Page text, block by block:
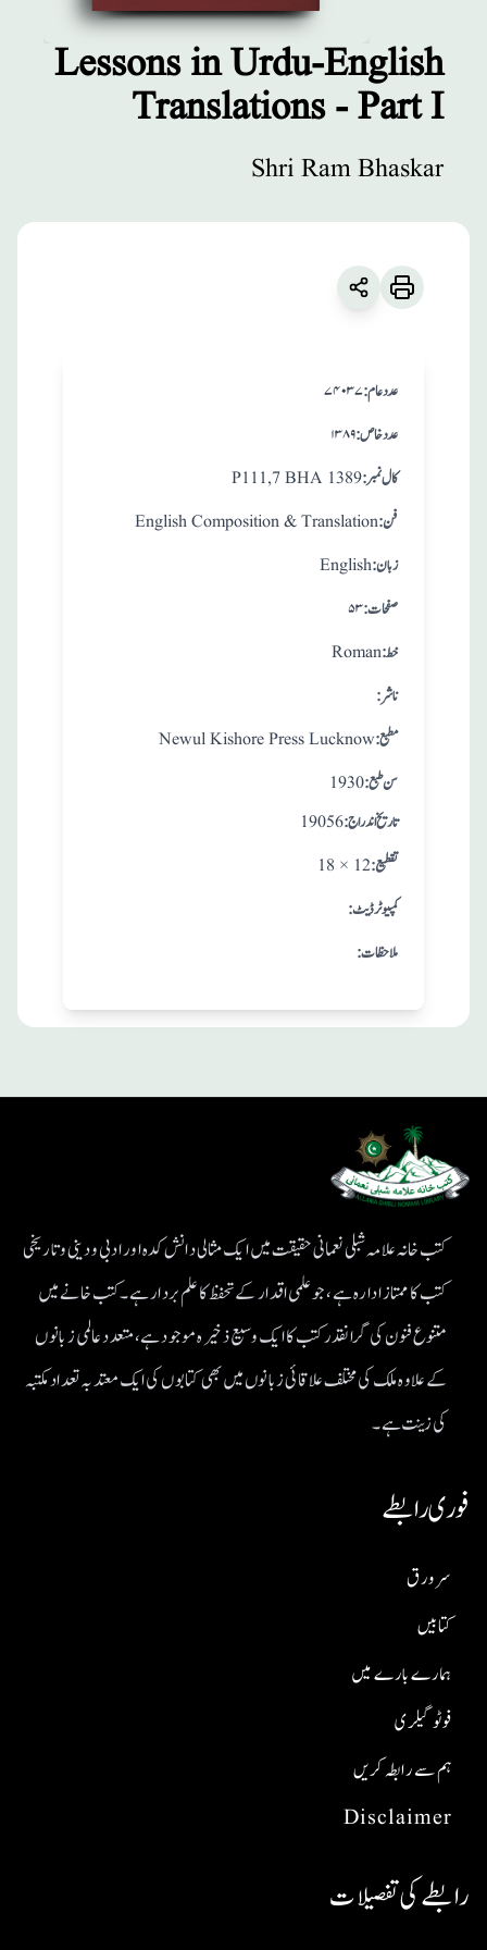
مطبوعات
Translations -
Lessons in Urdu-English
Translations - Part I
Shri Ram Bhaskar
۷۴۰۳۷:عدد عام
۱۳۸۹:عدد خاص
P111,7 BHA 1389:کال نمبر
English Composition & Translation :فن
English:زبان
۵۳:صفحات
Roman:خط
:ناشر
Newul Kishore Press Lucknow :مطبع
1930: سن طبع
19056: تاريخ اندراج
18 × 12 :تقطيع
:کمپیوٹر ڈیٹ
:ملاحظات
کتب خانہ علامہ شبلی نعمانی حقیقت میں ایک مثالی دانش کدہ اور ادبی ودینی و تاریخی
کتب کا ممتاز ادارہ ہے، جو علمی اقدار کے تحفظ کا علم بردار ہے۔کتب خانے میں
متنوع فنون کی گرانقدر کتب کا ایک وسیع ذخیرہ موجود ہے، متعدد عالمی زبانوں
کے علاوہ ملک کی مختلف علاقائی زبانوں میں بھی کتابوں کی ایک معتد بہ تعداد مکتبہ
کی زینت ہے۔
فوری رابطے
Disclaimer
ہم سے رابطہ کریں
فوٹو گیلری
ہمارے بارے میں
کتابیں
سر ورق
رابطے کی تفصیلات